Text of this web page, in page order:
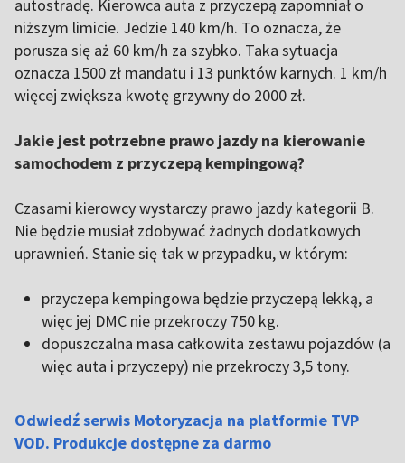
autostradę. Kierowca auta z przyczepą zapomniał o
niższym limicie. Jedzie 140 km/h. To oznacza, że
porusza się aż 60 km/h za szybko. Taka sytuacja
oznacza 1500 zł mandatu i 13 punktów karnych. 1 km/h
więcej zwiększa kwotę grzywny do 2000 zł.
Jakie jest potrzebne prawo jazdy na kierowanie
samochodem z przyczepą kempingową?
Czasami kierowcy wystarczy prawo jazdy kategorii B.
Nie będzie musiał zdobywać żadnych dodatkowych
uprawnień. Stanie się tak w przypadku, w którym:
przyczepa kempingowa będzie przyczepą lekką, a
więc jej DMC nie przekroczy 750 kg.
dopuszczalna masa całkowita zestawu pojazdów (a
więc auta i przyczepy) nie przekroczy 3,5 tony.
Odwiedź serwis Motoryzacja na platformie TVP
VOD. Produkcje dostępne za darmo